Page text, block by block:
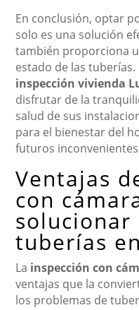
En conclusión, optar
solo es una solución
también proporciona
estado de las
inspección vivienda
disfrutar de la
salud de sus
para el bienestar del
futuros
Ventajas
con
solucionar
tuberías
La inspección con
ventajas que la
los problemas de